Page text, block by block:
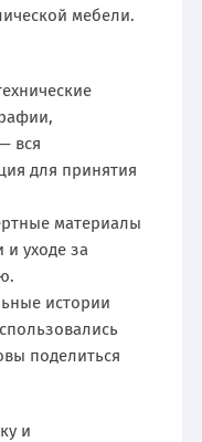
мебели.
вся
для принятия
материалы
и уходе за
истории
поделиться
и